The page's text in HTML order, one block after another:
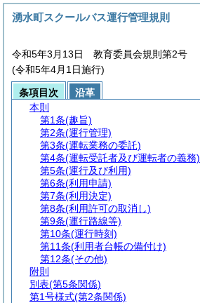
湧水町スクールバス運行管理規則
令和5年3月13日 教育委員会規則第2号
(令和5年4月1日施行)
条項目次
沿革
本則
第1条(趣旨)
第2条(運行管理)
第3条(運転業務の委託)
第4条(運転受託者及び運転者の義務)
第5条(運行及び利用)
第6条(利用申請)
第7条(利用決定)
第8条(利用許可の取消し)
第9条(運行路線等)
第10条(運行時刻)
第11条(利用者台帳の備付け)
第12条(その他)
附則
別表(第5条関係)
第1号様式(第2条関係)